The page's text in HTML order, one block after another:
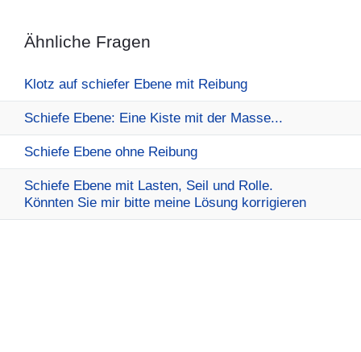
Ähnliche Fragen
Klotz auf schiefer Ebene mit Reibung
Schiefe Ebene: Eine Kiste mit der Masse...
Schiefe Ebene ohne Reibung
Schiefe Ebene mit Lasten, Seil und Rolle.
Könnten Sie mir bitte meine Lösung korrigieren